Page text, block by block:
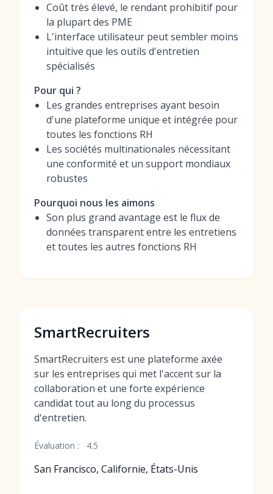
Coût très élevé, le rendant prohibitif pour
la plupart des PME
L'interface utilisateur peut sembler moins
intuitive que les outils d'entretien
spécialisés
Pour qui ?
Les grandes entreprises ayant besoin
d'une plateforme unique et intégrée pour
toutes les fonctions RH
Les sociétés multinationales nécessitant
une conformité et un support mondiaux
robustes
Pourquoi nous les aimons
Son plus grand avantage est le flux de
données transparent entre les entretiens
et toutes les autres fonctions RH
SmartRecruiters
SmartRecruiters est une plateforme axée
sur les entreprises qui met l'accent sur la
collaboration et une forte expérience
candidat tout au long du processus
d'entretien.
Évaluation : 4.5
San Francisco, Californie, États-Unis